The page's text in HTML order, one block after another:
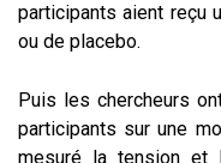
participants aient reçu
ou de placebo.
Puis les chercheurs
participants sur une
mesuré la tension et